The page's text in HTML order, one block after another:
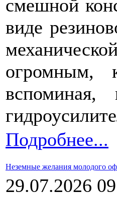
смешной
виде
огромным,
Подробнее...
Неземные желания молодого
29.07.2026